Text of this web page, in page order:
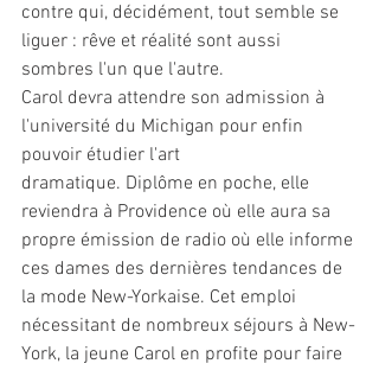
contre qui, décidément, tout semble se
liguer : rêve et réalité sont aussi
sombres l'un que l'autre.
Carol devra attendre son admission à
l'université du Michigan pour enfin
pouvoir étudier l'art
dramatique. Diplôme en poche, elle
reviendra à Providence où elle aura sa
propre émission de radio où elle informe
ces dames des dernières tendances de
la mode New-Yorkaise. Cet emploi
nécessitant de nombreux séjours à New-
York, la jeune Carol en profite pour faire